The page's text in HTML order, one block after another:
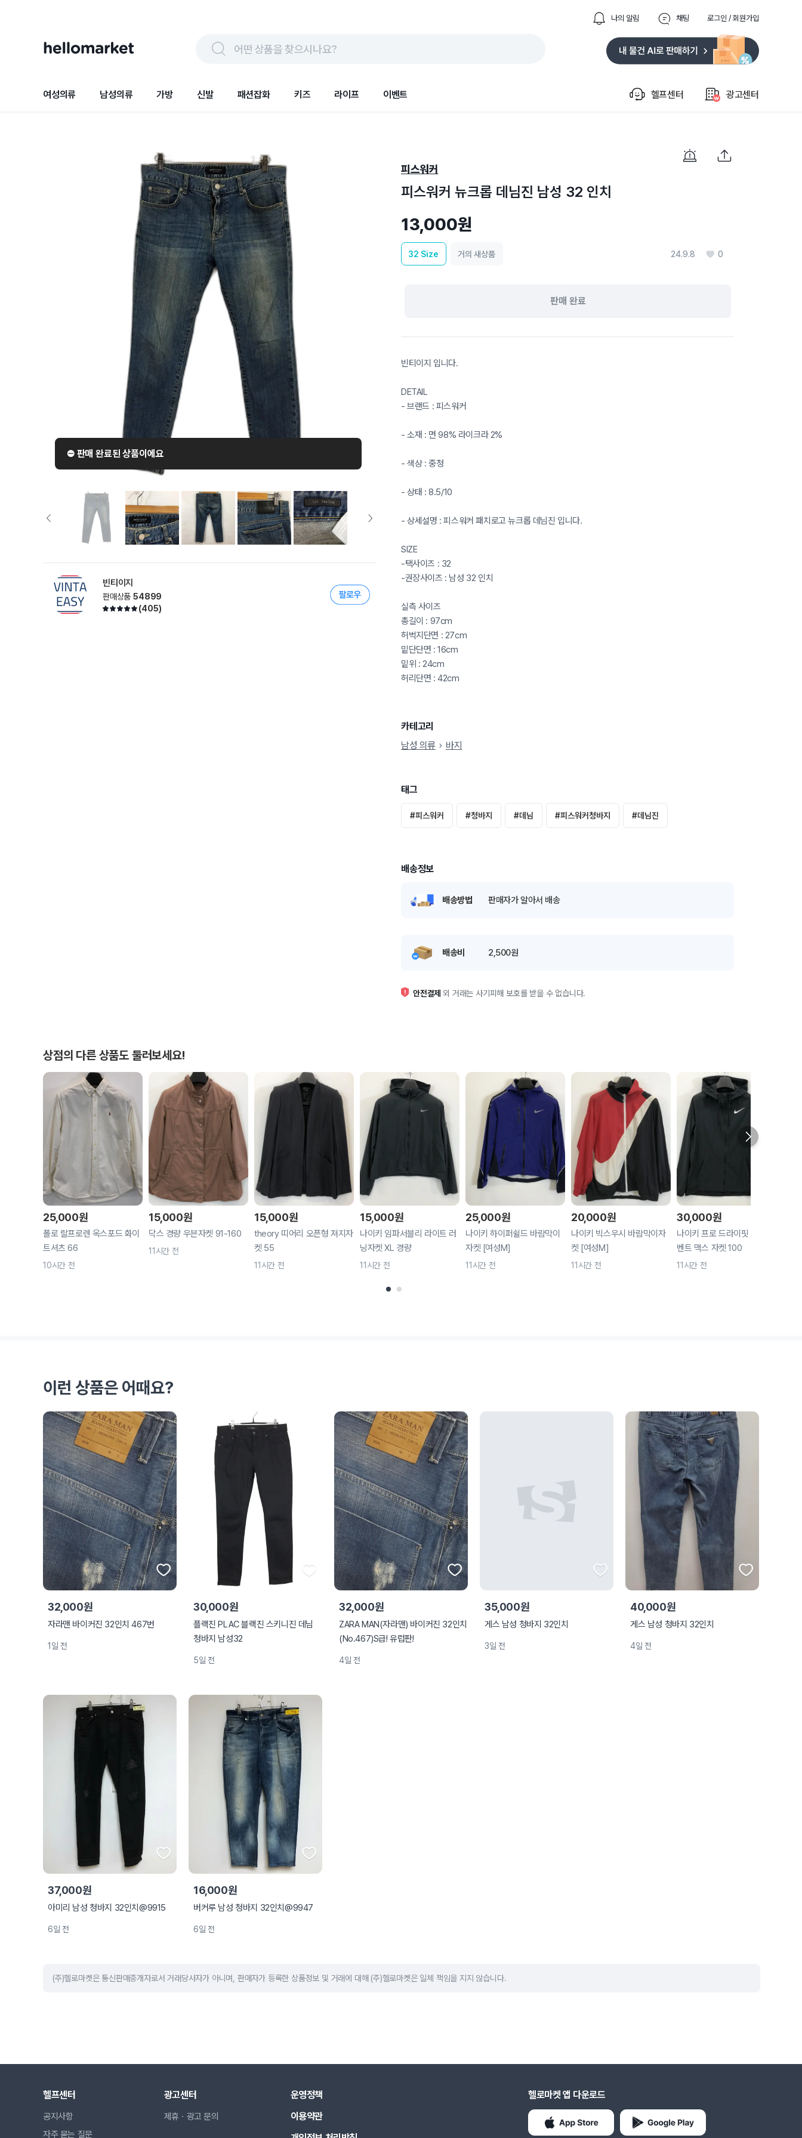
나의 알림 채팅 로그인 / 회원가입
어떤 상품을 찾으시나요?
여성의류 남성의류 가방 신발 패션잡화 키즈 라이프 이벤트 헬프센터 광고센터
⛔️ 판매 완료된 상품이에요
빈티이지
판매상품 54899
(405)
피스워커
피스워커 뉴크롭 데님진 남성 32 인치
13,000원
24.9.8 0
32 Size 거의 새상품
판매 완료
빈티이지 입니다.
DETAIL
- 브랜드 : 피스워커
- 소재 : 면 98% 라이크라 2%
- 색상 : 중청
- 상태 : 8.5/10
- 상세설명 : 피스워커 패치로고 뉴크롭 데님진 입니다.
SIZE
-택사이즈 : 32
-권장사이즈 : 남성 32 인치
실측 사이즈
총길이 : 97cm
허벅지단면 : 27cm
밑단단면 : 16cm
밑위 : 24cm
허리단면 : 42cm
카테고리
남성 의류
바지
태그
#피스워커 #청바지 #데님 #피스워커청바지 #데님진
배송정보
배송방법 판매자가 알아서 배송
배송비 2,500원
안전결제 외 거래는 사기피해 보호를 받을 수 없습니다.
상점의 다른 상품도 둘러보세요!
25,000원
폴로 랄프로렌 옥스포드 화이
트셔츠 66
10시간 전
15,000원
닥스 경량 우븐자켓 91-160
11시간 전
15,000원
theory 띠어리 오픈형 져지자
켓 55
11시간 전
15,000원
나이키 임파서블리 라이트 러
닝자켓 XL 경량
11시간 전
25,000원
나이키 하이퍼쉴드 바람막이
자켓 [여성M]
11시간 전
20,000원
나이키 빅스우시 바람막이자
켓 [여성M]
11시간 전
30,000원
나이키 프로 드라이핏 플렉스
벤트 맥스 자켓 100
11시간 전
이런 상품은 어때요?
32,000원
자라맨 바이커진 32인치 467번
1일 전
30,000원
플랙진 PLAC 블랙진 스키니진 데님
청바지 남성32
5일 전
32,000원
ZARA MAN(자라맨) 바이커진 32인치
(No.467)S급! 유럽판!
4일 전
35,000원
게스 남성 청바지 32인치
3일 전
40,000원
게스 남성 청바지 32인치
4일 전
37,000원
아미리 남성 청바지 32인치@9915
6일 전
16,000원
버커루 남성 청바지 32인치@9947
6일 전
(주)헬로마켓은 통신판매중개자로서 거래당사자가 아니며, 판매자가 등록한 상품정보 및 거래에 대해 (주)헬로마켓은 일체 책임을 지지 않습니다.
헬프센터
공지사항
자주 묻는 질문
광고센터
제휴ㆍ광고 문의
운영정책
이용약관
헬로마켓 앱 다운로드